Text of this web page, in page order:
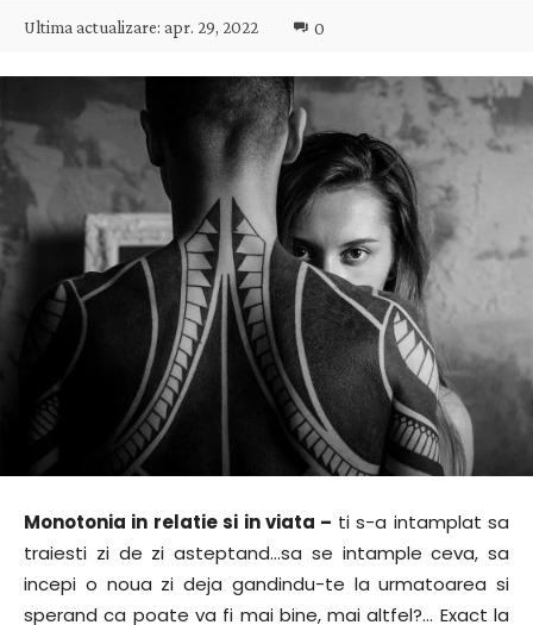
Ultima actualizare: apr. 29, 2022 0
Monotonia in relatie si in viata – ti s-a intamplat sa
traiesti zi de zi asteptand…sa se intample ceva, sa
incepi o noua zi deja gandindu-te la urmatoarea si
sperand ca poate va fi mai bine, mai altfel?… Exact la